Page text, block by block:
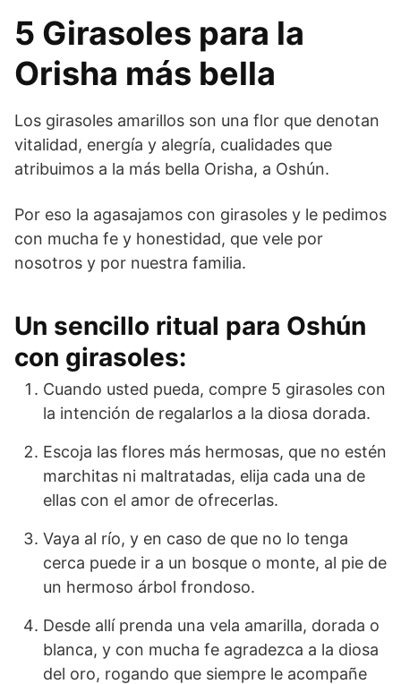
5 Girasoles para la
Orisha más bella
Los girasoles amarillos son una flor que denotan
vitalidad, energía y alegría, cualidades que
atribuimos a la más bella Orisha, a Oshún.
Por eso la agasajamos con girasoles y le pedimos
con mucha fe y honestidad, que vele por
nosotros y por nuestra familia.
Un sencillo ritual para Oshún
con girasoles:
Cuando usted pueda, compre 5 girasoles con
la intención de regalarlos a la diosa dorada.
Escoja las flores más hermosas, que no estén
marchitas ni maltratadas, elija cada una de
ellas con el amor de ofrecerlas.
Vaya al río, y en caso de que no lo tenga
cerca puede ir a un bosque o monte, al pie de
un hermoso árbol frondoso.
Desde allí prenda una vela amarilla, dorada o
blanca, y con mucha fe agradezca a la diosa
del oro, rogando que siempre le acompañe